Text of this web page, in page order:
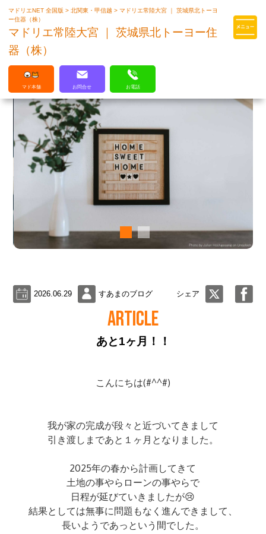
マドリエはLIXILの厳しい基準を
マドリエNET 全国版>北関東・甲信越>マドリエ常陸大宮 ｜ 茨城県北トーヨ
ー住器（株）
マドリエ常陸大宮 ｜ 茨城県北トーヨー住
器（株）
マド本舗 お問合せ お電話
2026.06.29 すあまのブログ シェア
ARTICLE
あと1ヶ月！！